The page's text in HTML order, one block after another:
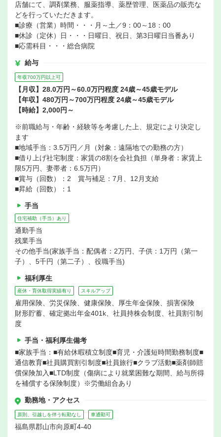
店舗にて、調剤業務、服薬指導、薬歴管理、医薬品の販売な
どを行っていただきます。
■診療（営業）時間・・・月～土／9：00～18：00
■休診（定休）日・・・日曜日、祝日、第3日曜日当番あり
■応需科目・・・総合病院
給与
年収700万円以上可
【月収】28.0万円～60.0万円程度 24歳～45歳モデル
【年収】480万円～700万円程度 24歳～45歳モデル
【時給】2,000円～
※前職給与・年齢・経験等を考慮した上、規定により決定し
ます
■地域手当：3.5万円／月（対象：遠隔地での勤務の方）
■借り上げ社宅制度：家賃の8割を会社負担（単身者：家賃上
限5万円、妻帯者：6.5万円）
■賞与（回数）：2 賞与補足：7月、12月支給
■昇給（回数）：1
手当
住宅補助（手当）あり
通勤手当
残業手当
その他手当(家族手当：配偶者：2万円、子供：1万円（第一
子）、5千円（第二子）、役職手当)
福利厚生
産休・育休取得実績有り スキルアップ
雇用保険、労災保険、健康保険、厚生年金保険、損害保険
財形貯蓄、確定拠出年金401k、社員持株会制度、社員割引制
度
手当・福利厚生備考
■家族手当：■有給休暇積立制度■育児・介護短時間勤務制度■
通信教育■社員購買割引制度■社員旅行■クラブ活動■薬剤師賠
償保険加入■LTD制度（傷病により就業困難な期間、給与所得
を補償する保険制度）※労働組合あり
勤務地・アクセス
原則、引越しを伴う転勤なし 車通勤可
福島県郡山市向原町4-40